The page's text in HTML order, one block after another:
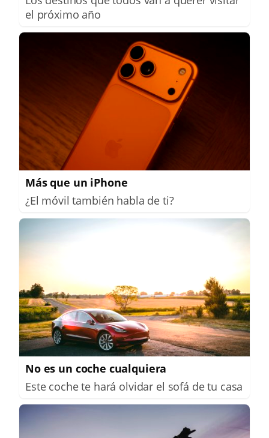
el próximo año
Más que un iPhone
¿El móvil también habla de ti?
No es un coche cualquiera
Este coche te hará olvidar el sofá de tu casa